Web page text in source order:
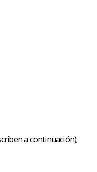
a continuación);